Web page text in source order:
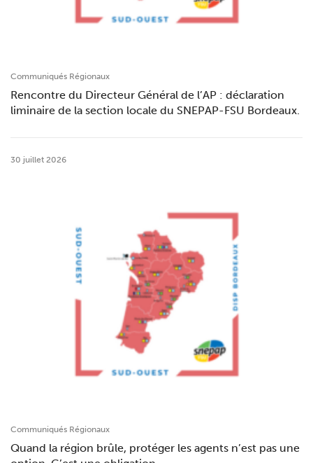
Communiqués Régionaux
Rencontre du Directeur Général de l’AP : déclaration
liminaire de la section locale du SNEPAP-FSU Bordeaux.
30 juillet 2026
Communiqués Régionaux
Quand la région brûle, protéger les agents n’est pas une